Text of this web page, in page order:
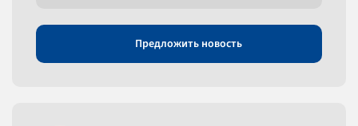
Предложить новость